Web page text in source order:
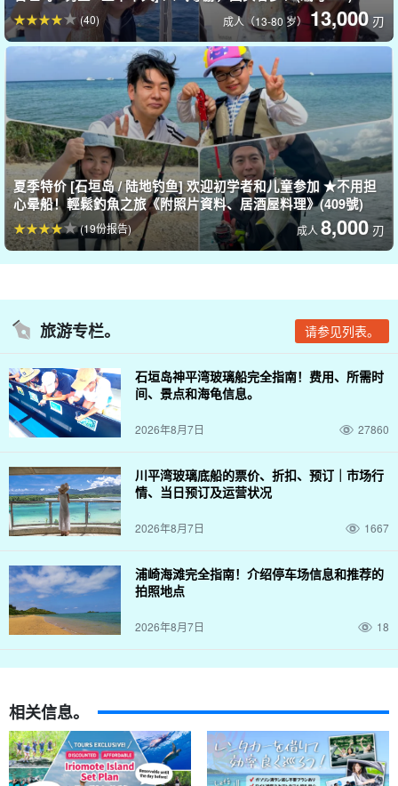
还想尝试钓大鱼的人！
一家四口、只有父亲说："我想去钓大鱼！"成了如果出现以下情况，
您也可以交给我们处理
还提供大型垂钓租赁服务。即使您还没有预订大型游戏课程、可选
费用仅为 4 500 日元。您可以通过以下方式进行更改！
设备和鱼饵是全部免费可在以下网址获取。
备、安装鱼饵、如何钓鱼、如何捕鱼等等。
成人（13-80 岁）13,000 刃
(40)
夏季特价 [石垣岛 / 陆地钓鱼] 欢迎初学者和儿童参加 ★不用担
心晕船！輕鬆釣魚之旅《附照片資料、居酒屋料理》(409號)
成人 8,000 刃
(19份报告)
旅游专栏。 请参见列表。
石垣岛神平湾玻璃船完全指南！费用、所需时
间、景点和海龟信息。
2026年8月7日 27860
川平湾玻璃底船的票价、折扣、预订｜市场行
情、当日预订及运营状况
2026年8月7日 1667
浦崎海滩完全指南！介绍停车场信息和推荐的
拍照地点
2026年8月7日 18
相关信息。